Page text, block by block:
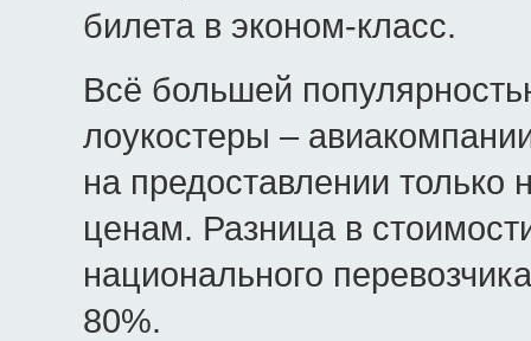
билета в эконом-класс.
Всё большей
лоукостеры –
на предоставлении только
ценам. Разница в
национального
80%.